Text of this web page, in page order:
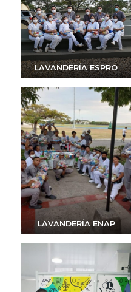
LAVANDERÍA ESPRO
LAVANDERÍA ENAP